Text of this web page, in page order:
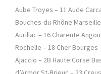
Aube Troyes – 11 Aude
Bouches-du-Rhône
Aurillac – 16 Charente
Rochelle – 18 Cher Bourges
Ajaccio – 2B Haute Corse